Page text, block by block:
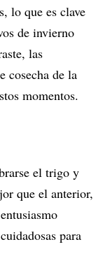
lo que es clave
de invierno
las
cosecha de la
momentos.
el trigo y
que el anterior,
para